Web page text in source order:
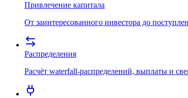
Привлечение капитала
От заинтересованного инвестора до
Распределения
Расчёт waterfall-распределений, выплаты и